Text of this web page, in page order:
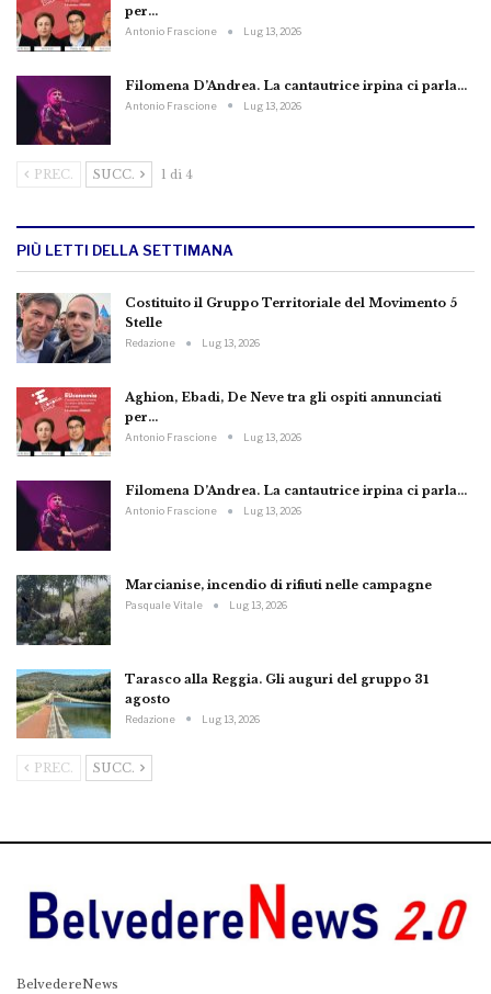
per…
Antonio Frascione Lug 13, 2026
Filomena D’Andrea. La cantautrice irpina ci parla…
Antonio Frascione Lug 13, 2026
PREC. SUCC. 1 di 4
PIÙ LETTI DELLA SETTIMANA
Costituito il Gruppo Territoriale del Movimento 5
Stelle
Redazione Lug 13, 2026
Aghion, Ebadi, De Neve tra gli ospiti annunciati
per…
Antonio Frascione Lug 13, 2026
Filomena D’Andrea. La cantautrice irpina ci parla…
Antonio Frascione Lug 13, 2026
Marcianise, incendio di rifiuti nelle campagne
Pasquale Vitale Lug 13, 2026
Tarasco alla Reggia. Gli auguri del gruppo 31
agosto
Redazione Lug 13, 2026
PREC. SUCC.
BelvedereNews